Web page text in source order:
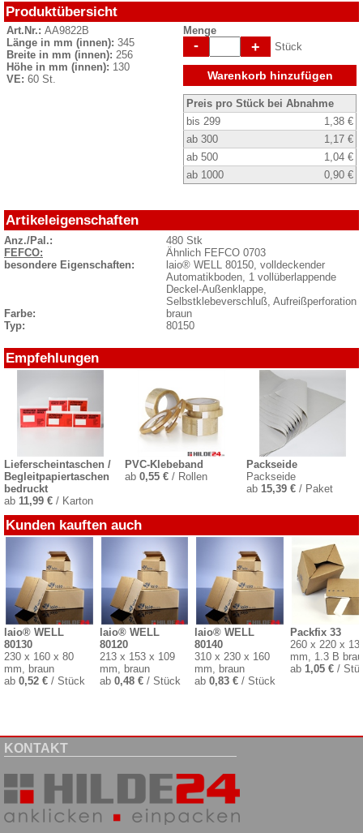
Produktübersicht
Art.Nr.: AA9822B
Länge in mm (innen): 345
Breite in mm (innen): 256
Höhe in mm (innen): 130
VE: 60 St.
Menge
- + Stück
Warenkorb hinzufügen
Preis pro Stück bei Abnahme
bis 299
1,38 €
ab 300
1,17 €
ab 500
1,04 €
ab 1000
0,90 €
Artikeleigenschaften
Anz./Pal.:
480 Stk
FEFCO:
Ähnlich FEFCO 0703
besondere Eigenschaften:
laio® WELL 80150, volldeckender
Automatikboden, 1 vollüberlappende
Deckel-Außenklappe,
Selbstklebeverschluß, Aufreißperforation
Farbe:
braun
Typ:
80150
Empfehlungen
Lieferscheintaschen /
Begleitpapiertaschen
bedruckt
ab 11,99 € / Karton
PVC-Klebeband
ab0,55 € / Rollen
Packseide
Packseide
ab 15,39 €/ Paket
Kunden kauften auch
laio® WELL
80130
230 x 160 x 80
mm, braun
ab 0,52 € / Stück
laio® WELL
80120
213 x 153 x 109
mm, braun
ab 0,48 €/ Stück
laio® WELL
80140
310 x 230 x 160
mm, braun
ab0,83 € / Stück
Packfix 33
260 x 220 x
mm, 1.3 B
ab 1,05 €/
KONTAKT